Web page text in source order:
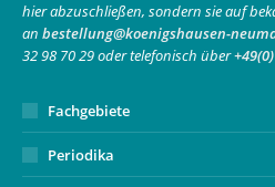
new
window
new
window
in
new
window
hier abzuschließen, sondern sie auf
an bestellung@koenigshausen-
32 98 70 29 oder telefonisch über
Fachgebiete
Periodika